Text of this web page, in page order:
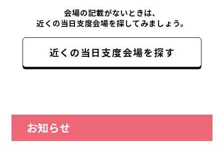
会場の記載がないときは、
近くの当日支度会場を探してみましょう。
近くの当日支度会場を探す
お知らせ